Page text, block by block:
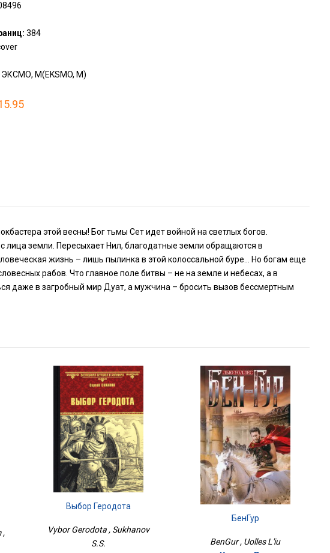
384
ЭКСМО, М(EKSMO, M)
этой весны! Бог тьмы Сет идет войной на светлых богов.
лица земли. Пересыхает Нил, благодатные земли обращаются в
жизнь – лишь пылинка в этой колоссальной буре… Но богам еще
рабов. Что главное поле битвы – не на земле и небесах, а в
даже в загробный мир Дуат, а мужчина – бросить вызов бессмертным
,
Выбор Геродота
Vybor Gerodota , Sukhanov
S.S.
Бен­Гур
Ben­Gur , Uolles L'iu